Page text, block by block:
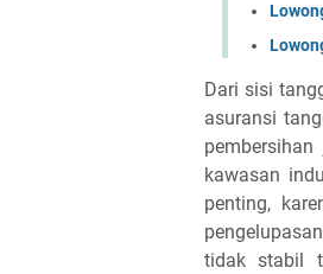
Dari sisi
asuransi
kawasan
penting,
tidak stabil